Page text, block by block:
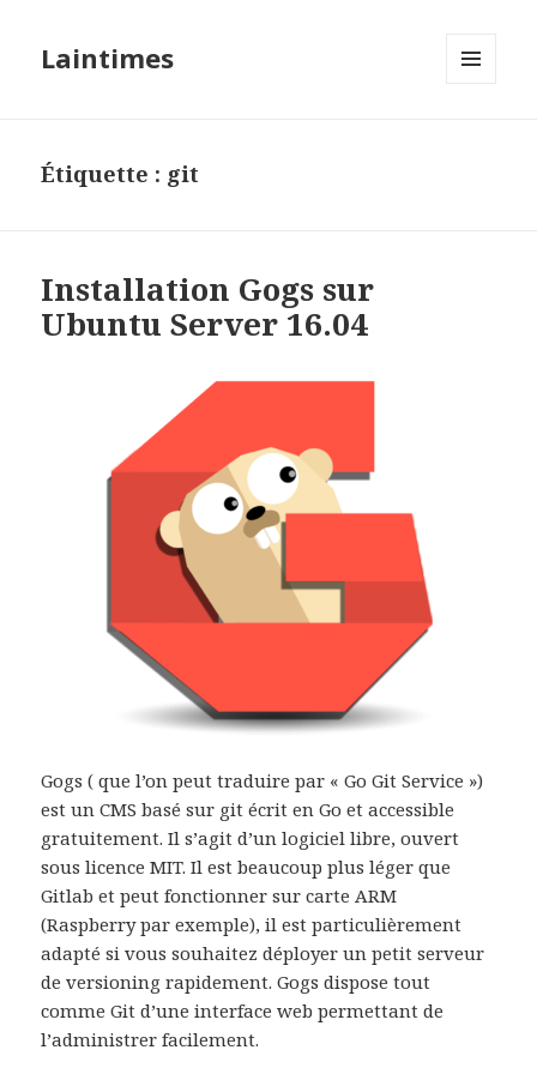
Laintimes
Étiquette : git
Installation Gogs sur
Ubuntu Server 16.04
Gogs ( que l’on peut traduire par « Go Git Service »)
est un CMS basé sur git écrit en Go et accessible
gratuitement. Il s’agit d’un logiciel libre, ouvert
sous licence MIT. Il est beaucoup plus léger que
Gitlab et peut fonctionner sur carte ARM
(Raspberry par exemple), il est particulièrement
adapté si vous souhaitez déployer un petit serveur
de versioning rapidement. Gogs dispose tout
comme Git d’une interface web permettant de
l’administrer facilement.